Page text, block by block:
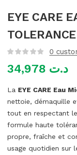
EYE CARE
0
د.ت
La EYE CARE Eau
nettoie, démaquille
tout en respectant
formule haute
propre, fraîche et
usage quotidien sur